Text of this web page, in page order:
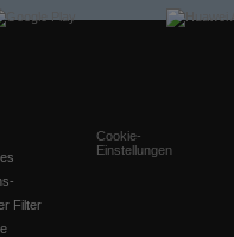
Filter
Cookie-
Einstellungen